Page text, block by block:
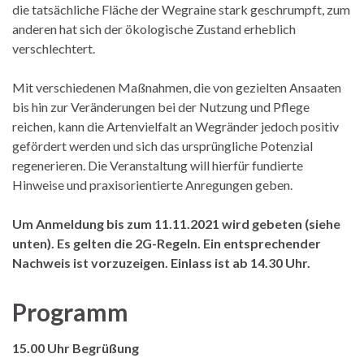
die tatsächliche Fläche der Wegraine stark geschrumpft, zum
anderen hat sich der ökologische Zustand erheblich
verschlechtert.
Mit verschiedenen Maßnahmen, die von gezielten Ansaaten
bis hin zur Veränderungen bei der Nutzung und Pflege
reichen, kann die Artenvielfalt an Wegränder jedoch positiv
gefördert werden und sich das ursprüngliche Potenzial
regenerieren. Die Veranstaltung will hierfür fundierte
Hinweise und praxisorientierte Anregungen geben.
Um Anmeldung bis zum 11.11.2021 wird gebeten (siehe
unten). Es gelten die 2G-Regeln. Ein entsprechender
Nachweis ist vorzuzeigen. Einlass ist ab 14.30 Uhr.
Programm
15.00 Uhr Begrüßung